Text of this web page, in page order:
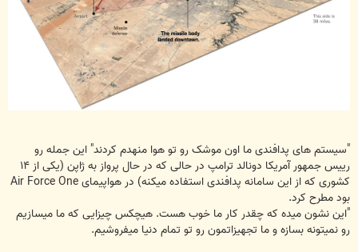
"سیستم های پدافندی ما اون موشک رو تو هوا منهدم کردند" این جمله رو
رییس جمهور آمریکا دونالد ترامپ در حالی که در حال پرواز به ژاپن (یکی از ۱۴
کشوری که از این سامانه پدافندی استفاده میکنه) در هواپیمای Air Force One
بود مطرح کرد.
"این نشون میده که چقدر کار ما خوب هست. هیچکس چیزایی که ما میسازیم
رو نمیتونه بسازه و ما تجهیزاتمون رو تو تمام دنیا میفروشیم.